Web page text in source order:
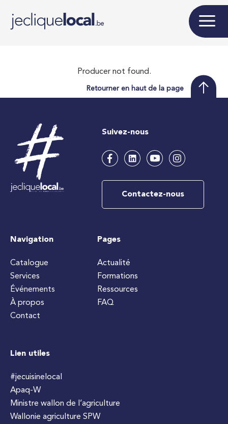
Producer not found.
Retourner en haut de la page
Suivez-nous
Contactez-nous
Navigation
Catalogue
Services
Événements
À propos
Contact
Pages
Actualité
Formations
Ressources
FAQ
Lien utiles
#jecuisinelocal
Apaq-W
Ministre wallon de l’agriculture
Wallonie agriculture SPW